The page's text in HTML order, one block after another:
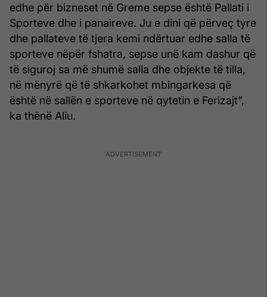
edhe për bizneset në Greme sepse është Pallati i
Sporteve dhe i panaireve. Ju e dini që përveç tyre
dhe pallateve të tjera kemi ndërtuar edhe salla të
sporteve nëpër fshatra, sepse unë kam dashur që
të siguroj sa më shumë salla dhe objekte të tilla,
në mënyrë që të shkarkohet mbingarkesa që
është në sallën e sporteve në qytetin e Ferizajt”,
ka thënë Aliu.